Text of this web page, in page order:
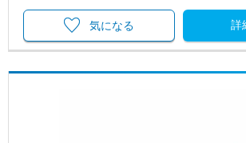
詳
気になる